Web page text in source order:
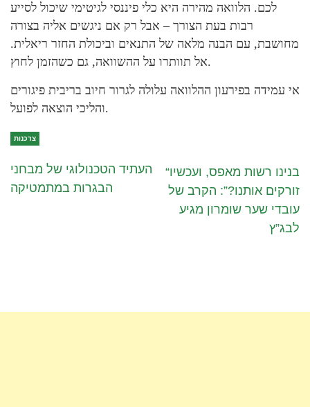
לכם. הלוואה מהירה היא כלי פיננסי לגיטימי שיכול לסייע
רבות בעת הצורך – אבל רק אם ניגשים אליה בצורה
מחושבת, עם הבנה מלאה של התנאים וביכולת החזר ריאלית.
אל תוותרו על ההשוואה, גם כשהזמן לחוץ.
אי עמידה בפירעון ההלוואה עלולה לגרור חיוב בריבית פיגורים
והליכי הוצאה לפועל.
צרכנות
העתיד הטכנולוגי של מבחני
הבגרות במתמטיקה
“בנינו רשות מאפס, ועכשיו
זורקים אותנו?”: הקרב של
עובדי שער שומרון מגיע
לבג”ץ